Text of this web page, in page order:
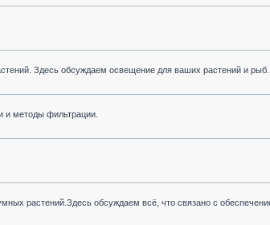
Здесь обсуждаем освещение для ваших растений и рыб.
методы фильтрации.
растений.Здесь обсуждаем всё, что связано с